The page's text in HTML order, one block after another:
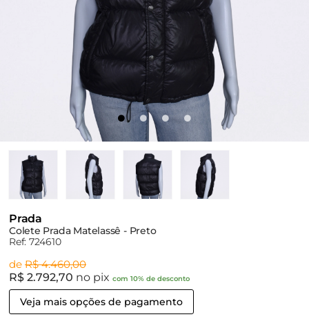
Prada
Colete Prada Matelassê - Preto
Ref: 724610
de R$ 4.460,00
R$ 2.792,70 no pix com 10% de desconto
Veja mais opções de pagamento